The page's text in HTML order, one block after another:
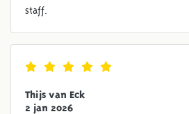
staff.
Thijs van Eck
2 jan 2026